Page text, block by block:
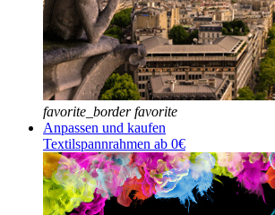
favorite_border favorite
Anpassen und kaufen
Textilspannrahmen ab 0€